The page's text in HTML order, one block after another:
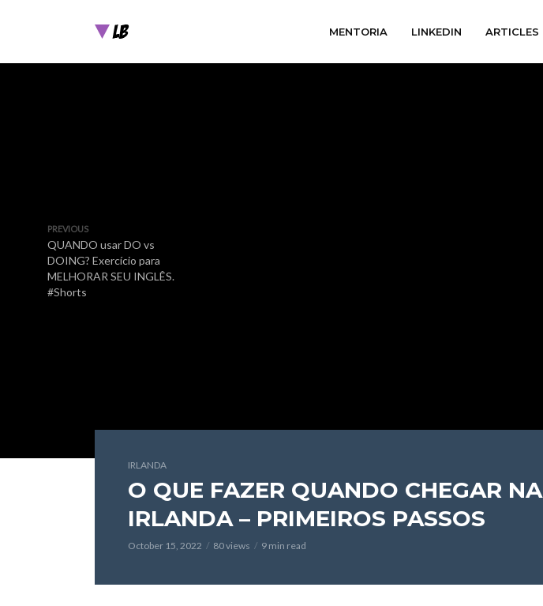
MENTORIA LINKEDIN ARTICLES
PREVIOUS
QUANDO usar DO vs
DOING? Exercício para
MELHORAR SEU INGLÊS.
#Shorts
IRLANDA
O QUE FAZER QUANDO CHEGAR NA
IRLANDA – PRIMEIROS PASSOS
October 15, 2022 80 views 9 min read